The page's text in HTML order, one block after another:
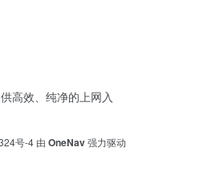
高效、纯净的上网入
号-4 由 OneNav强力驱动